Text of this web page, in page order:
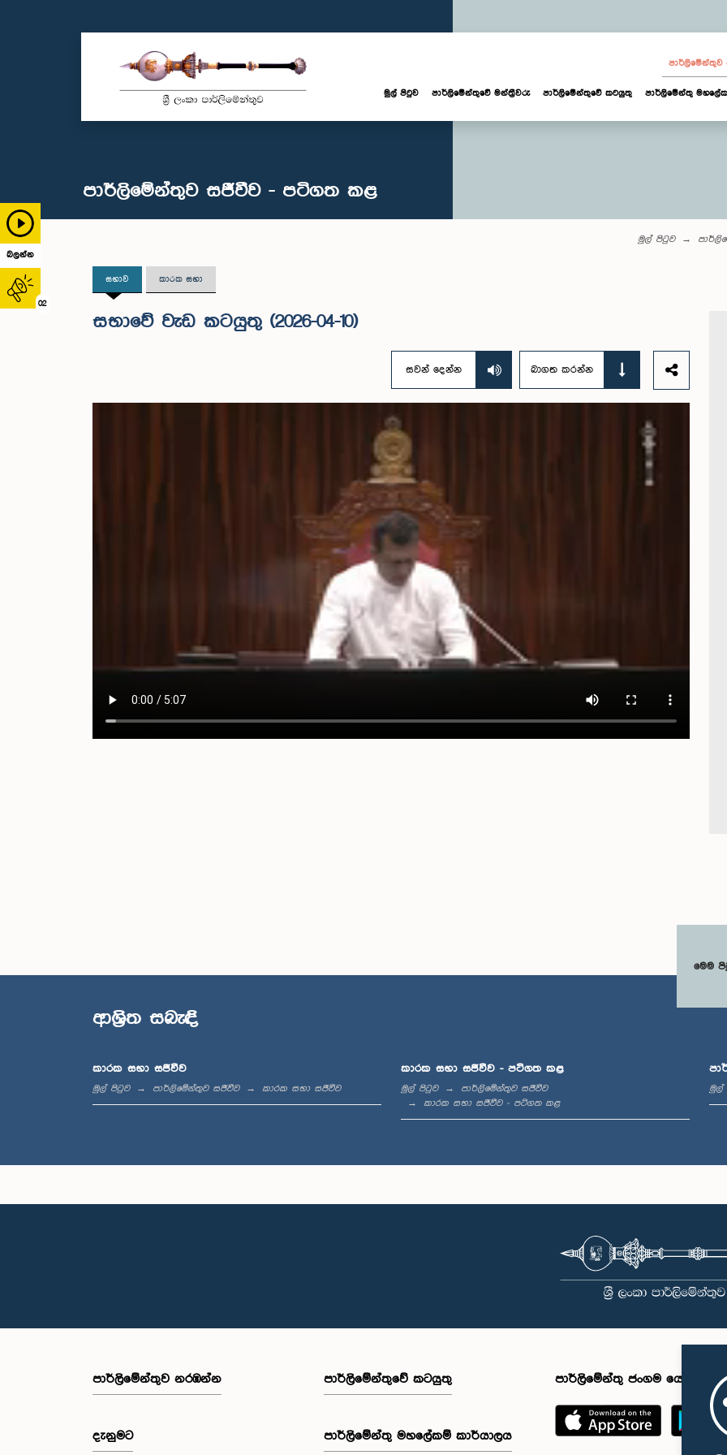
බලන්න
02
පාර්ලි‌මේන්තුව
මුල් පිටුව පාර්ලි‌මේන්තුවේ මන්ත්‍රීවරු පාර්ලිමේන්තුවේ කටයුතු පාර්ලිමේන්තු
පාර්ලිමේන්තුව සජීවීව - පටිගත කළ
මුල් පිටුව
සභාව කාරක සභා
සභාවේ වැඩ කටයුතු (2026-04-10)
සවන් දෙන්න බාගත කරන්න
මෙම
ආශ්‍රිත සබැඳි
කාරක සභා සජීවීව
මුල් පිටුව පාර්ලිමේන්තුව සජීවීව කාරක සභා සජීවීව
කාරක සභා සජීවීව - පටිගත කළ
මුල් පිටුව
පාර්ලිමේන්තුව සජීවීව
කාරක සභා සජීවීව - පටිගත කළ
මුල්
පාර්ලි‌මේන්තුව නරඹන්න
දැනුමට
පාර්ලිමේන්තුවේ කටයුතු
පාර්ලිමේන්තු මහලේකම් කාර්යාලය
පාර්ලිමේන්තු ජංගම යෙදුම